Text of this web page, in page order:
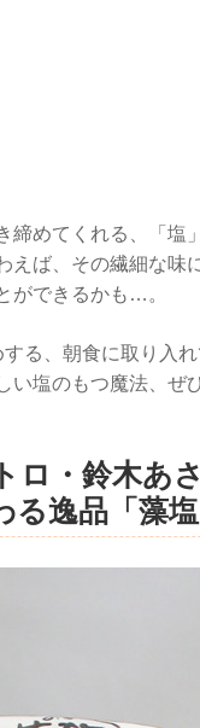
締めてくれる、「塩
えば、その繊細な味
ができるかも…。
る、朝食に取り入
い塩のもつ魔法、ぜ
ロ・鈴木あ
逸品「藻塩